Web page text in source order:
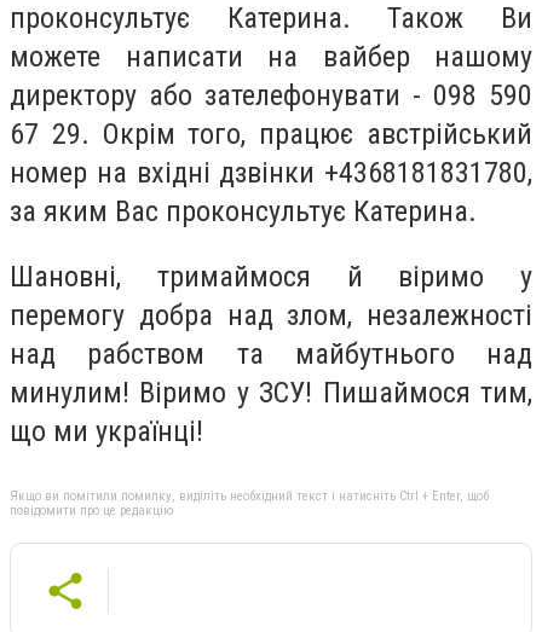
проконсультує Катерина. Також Ви
можете написати на вайбер нашому
директору або зателефонувати - 098 590
67 29. Окрім того, працює австрійський
номер на вхідні дзвінки +4368181831780,
за яким Вас проконсультує Катерина.
Шановні, тримаймося й віримо у
перемогу добра над злом, незалежності
над рабством та майбутнього над
минулим! Віримо у ЗСУ! Пишаймося тим,
що ми українці!
Якщо ви помітили помилку, виділіть необхідний текст і натисніть Ctrl + Enter, щоб
повідомити про це редакцію